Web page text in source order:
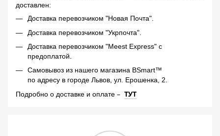
доставлен:
Доставка перевозчиком "Новая Почта".
Доставка перевозчиком "Укрпочта".
Доставка перевозчиком "Meest Express" с
предоплатой.
Самовывоз из нашего магазина BSmart™
по адресу в городе Львов, ул. Ерошенка, 2.
Подробно о доставке и оплате – ТУТ